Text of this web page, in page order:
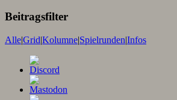
Beitragsfilter
Alle|Grid|Kolumne|Spielrunden|Infos